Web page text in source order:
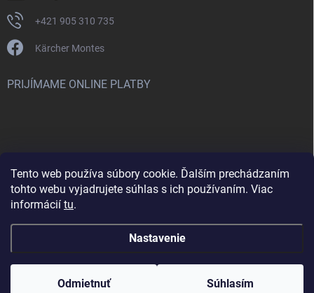
Tento web používa súbory cookie. Ďalším prechádzaním
tohto webu vyjadrujete súhlas s ich používaním. Viac
informácií tu.
Nastavenie
Odmietnuť Súhlasím
+421 905 310 735
Kärcher Montes
PRIJÍMAME ONLINE PLATBY
Nenašli ste čo ste hľadali? Máte záujem o inú značku? Skúste
navštíviť aj našu stránku Montclean.sk
Copyright 2026 karcher-montes.sk . Všetky práva vyhradené.